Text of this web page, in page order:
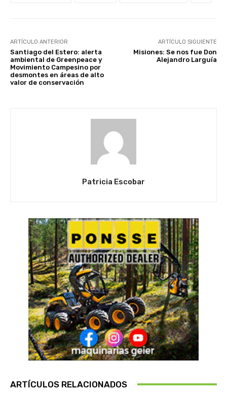
ARTÍCULO ANTERIOR
Santiago del Estero: alerta
ambiental de Greenpeace y
Movimiento Campesino por
desmontes en áreas de alto
valor de conservación
ARTÍCULO SIGUIENTE
Misiones: Se nos fue Don
Alejandro Larguía
Patricia Escobar
ARTÍCULOS RELACIONADOS